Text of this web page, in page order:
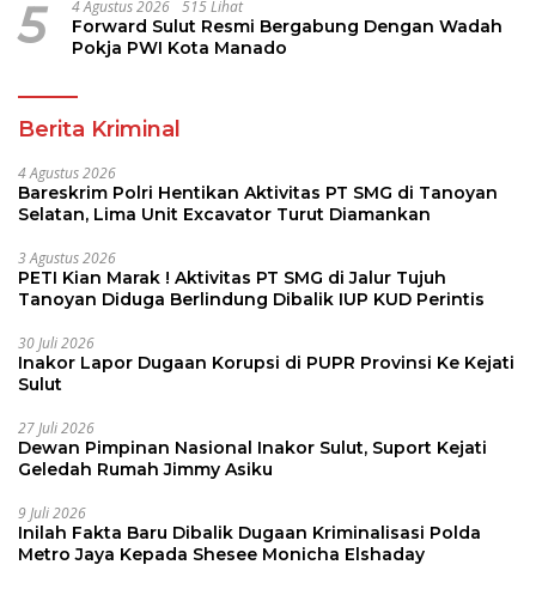
5 4 Agustus 2026 515 Lihat
Forward Sulut Resmi Bergabung Dengan Wadah
Pokja PWI Kota Manado
Berita Kriminal
4 Agustus 2026
Bareskrim Polri Hentikan Aktivitas PT SMG di Tanoyan
Selatan, Lima Unit Excavator Turut Diamankan
3 Agustus 2026
PETI Kian Marak ! Aktivitas PT SMG di Jalur Tujuh
Tanoyan Diduga Berlindung Dibalik IUP KUD Perintis
30 Juli 2026
Inakor Lapor Dugaan Korupsi di PUPR Provinsi Ke Kejati
Sulut
27 Juli 2026
Dewan Pimpinan Nasional Inakor Sulut, Suport Kejati
Geledah Rumah Jimmy Asiku
9 Juli 2026
Inilah Fakta Baru Dibalik Dugaan Kriminalisasi Polda
Metro Jaya Kepada Shesee Monicha Elshaday